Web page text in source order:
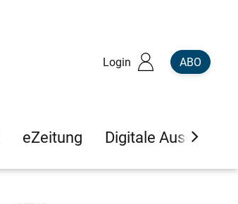
Login ABO
eZeitung Digitale Ausgaben